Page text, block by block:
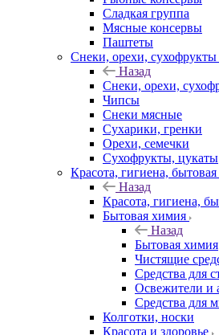
Сладкая группа
Мясные консервы
Паштеты
Снеки, орехи, сухофрукты
Назад
Снеки, орехи,
Чипсы
Снеки мясные
Сухарики, гренки
Орехи, семечки
Сухофрукты, цукаты
Красота, гигиена,
Назад
Красота, гигиена,
Бытовая химия
Назад
Бытовая химия
Чистящие
Средства для
Освежители и
Средства для
Колготки, носки
Красота и здоровье